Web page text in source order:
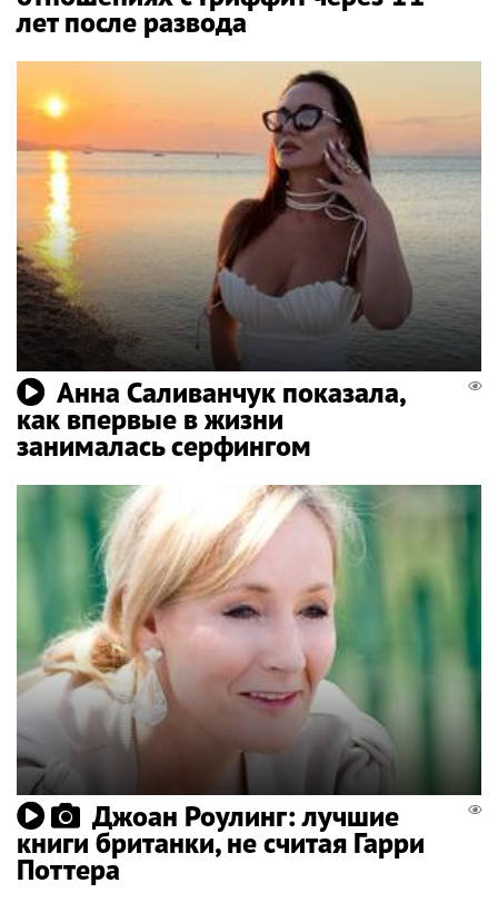
лет после развода
Анна Саливанчук показала,
как впервые в жизни
занималась серфингом
Джоан Роулинг: лучшие
книги британки, не считая Гарри
Поттера